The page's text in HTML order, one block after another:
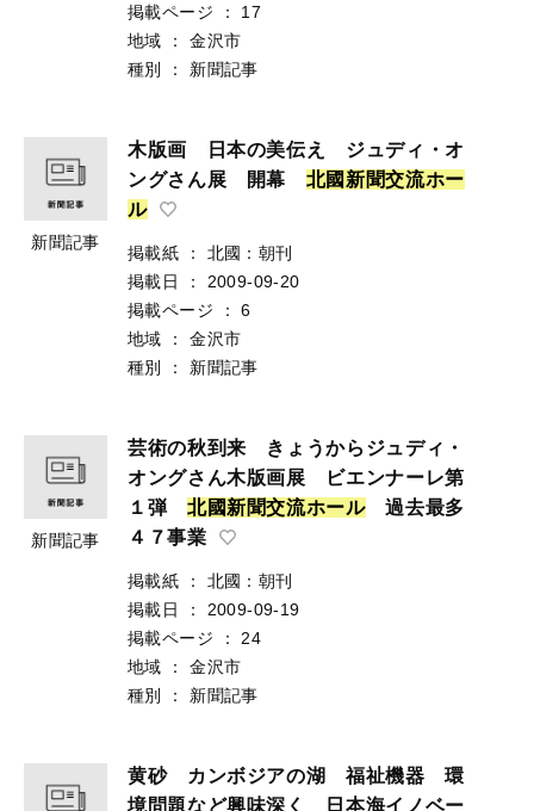
掲載ページ
：
17
地域
：
金沢市
種別
： 新聞記事
新聞記事
木版画 日本の美伝え ジュディ・オ
ングさん展 開幕 北國 新聞交流ホー
ル
掲載紙 ：
北國：朝刊
掲載日
：
2009-09-20
掲載ページ
：
6
地域
：
金沢市
種別
： 新聞記事
新聞記事
芸術の秋到来 きょうからジュディ・
オングさん木版画展 ビエンナーレ第
１弾 北國新聞交流ホール過去最多
４７事業
掲載紙 ：
北國：朝刊
掲載日
：
2009-09-19
掲載ページ
：
24
地域
：
金沢市
種別
： 新聞記事
黄砂 カンボジアの湖 福祉機器 環
境問題など興味深く 日本海イノベー